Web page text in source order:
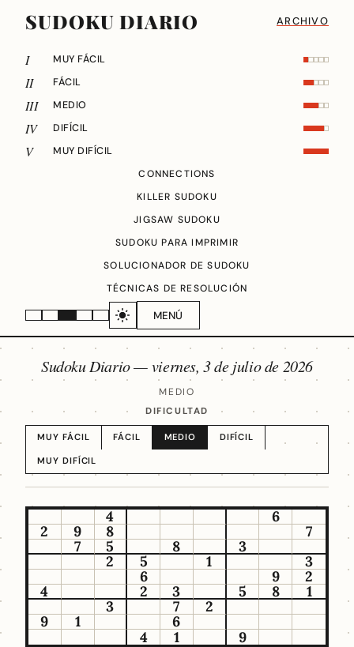
SUDOKU DIARIO ARCHIVO
MENÚ
I MUY FÁCIL
II FÁCIL
III MEDIO
IV DIFÍCIL
V
MUY DIFÍCIL
CONNECTIONS
KILLER SUDOKU
JIGSAW SUDOKU
SUDOKU PARA IMPRIMIR
SOLUCIONADOR DE SUDOKU
TÉCNICAS DE RESOLUCIÓN
Sudoku Diario —viernes, 3 de julio de 2026
MEDIO
DIFICULTAD
MUY FÁCIL FÁCIL MEDIO DIFÍCIL
MUY DIFÍCIL
4
6
2
9 8
7
7
5 8
3
2
5 1
3
6
9
2
4
2 3 5 8
1
3
7
2
9
1
6
4
1 9